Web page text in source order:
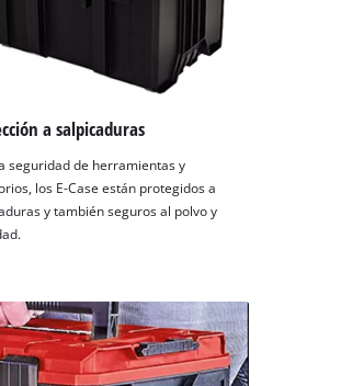
a salpicaduras
seguridad de herramientas y
los E-Case están protegidos a
y también seguros al polvo y